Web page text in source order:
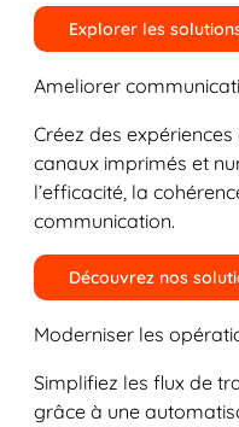
Explorer les
Ameliorer
Créez des
canaux imprimés et
l’efficacité, la
communication.
Découvrez nos
Moderniser les
Simplifiez les flux de
grâce à une